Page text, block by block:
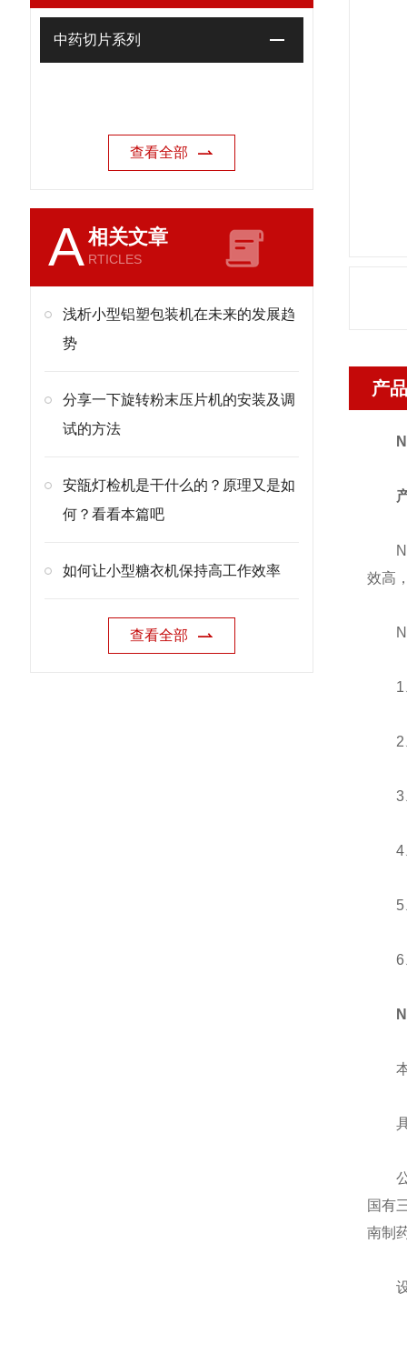
中药切片系列
查看全部
A相关文章
RTICLES
浅析小型铝塑包装机在未来的发展趋
势
分享一下旋转粉末压片机的安装及调
试的方法
安瓿灯检机是干什么的？原理又是如
何？看看本篇吧
如何让小型糖衣机保持高工作效率
查看全部
产
效高
1、
2、
3、
4、
5、
6、‍
本
具
公
国有
南制
设